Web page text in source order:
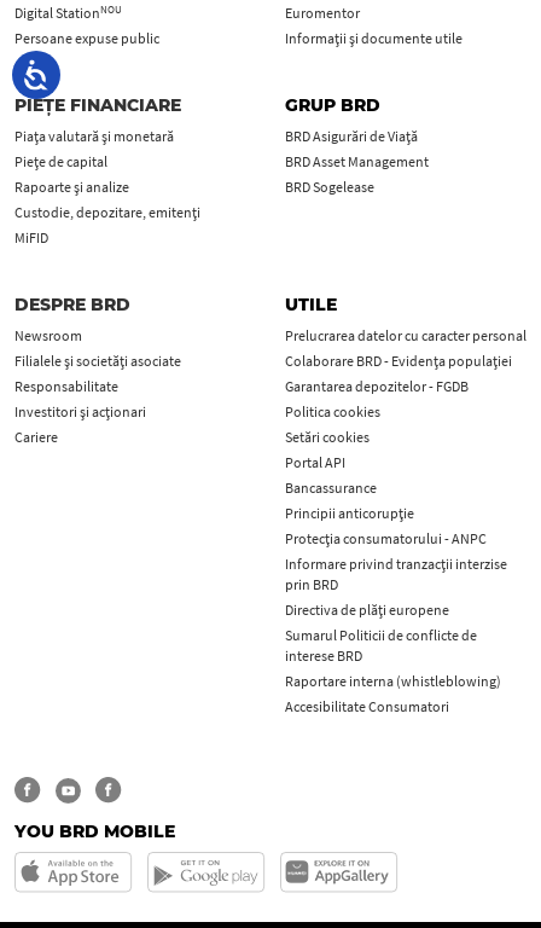
Digital StationNOU
Persoane expuse public
Euromentor
Informații și documente utile
PIEȚE FINANCIARE
Piața valutară și monetară
Piețe de capital
Rapoarte și analize
Custodie, depozitare, emitenți
MiFID
GRUP BRD
BRD Asigurări de Viață
BRD Asset Management
BRD Sogelease
DESPRE BRD
Newsroom
Filialele și societăți asociate
Responsabilitate
Investitori și acționari
Cariere
UTILE
Prelucrarea datelor cu caracter personal
Colaborare BRD - Evidența populației
Garantarea depozitelor - FGDB
Politica cookies
Setări cookies
Portal API
Bancassurance
Principii anticorupţie
Protecţia consumatorului - ANPC
Informare privind tranzacții interzise
prin BRD
Directiva de plăți europene
Sumarul Politicii de conflicte de
interese BRD
Raportare interna (whistleblowing)
Accesibilitate Consumatori
YOU BRD MOBILE